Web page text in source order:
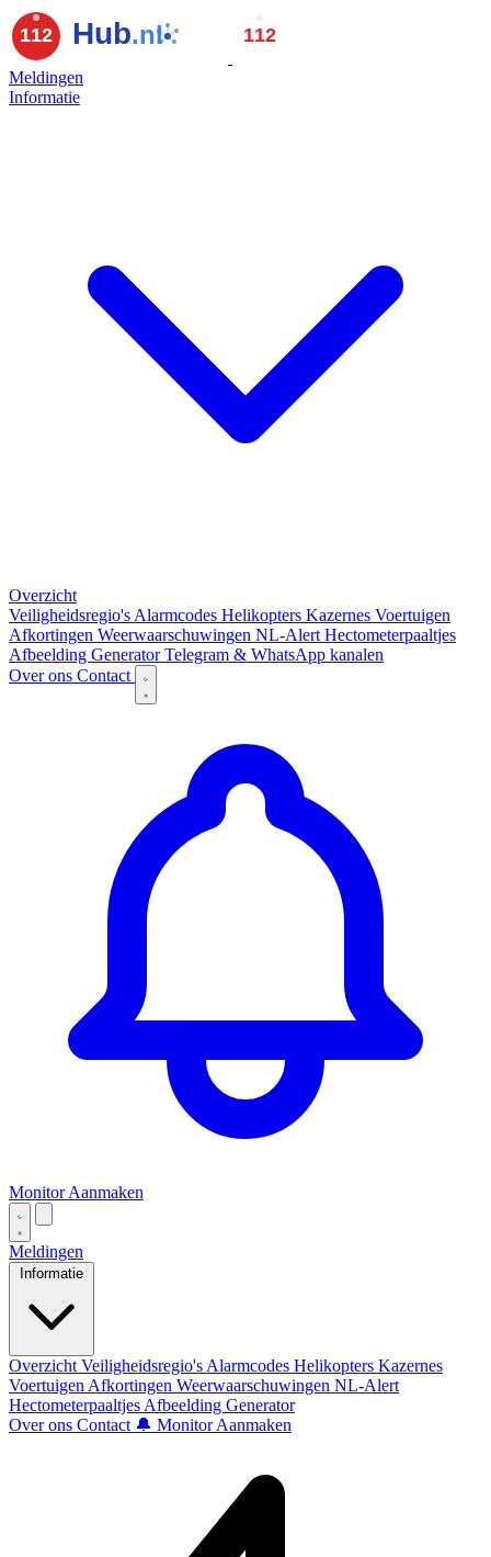
Meldingen
Informatie
Overzicht
Veiligheidsregio's Alarmcodes Helikopters Kazernes Voertuigen
Afkortingen Weerwaarschuwingen NL-Alert Hectometerpaaltjes
Afbeelding GeneratorTelegram & WhatsApp kanalen
Over ons Contact
Monitor Aanmaken
Meldingen
Informatie
Overzicht Veiligheidsregio's Alarmcodes Helikopters Kazernes
Voertuigen Afkortingen Weerwaarschuwingen NL-Alert
Hectometerpaaltjes Afbeelding Generator
Over ons Contact 🔔 Monitor Aanmaken